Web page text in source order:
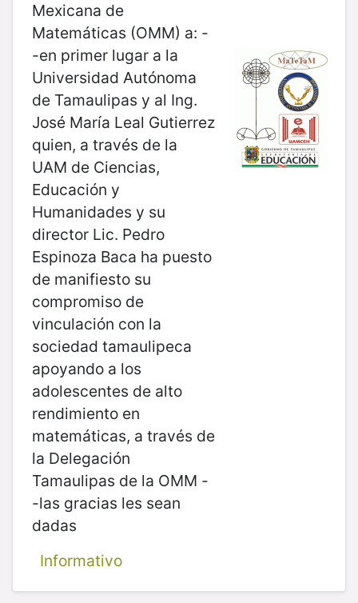
Mexicana de
Matemáticas (OMM) a: -
-en primer lugar a la
Universidad Autónoma
de Tamaulipas y al Ing.
José María Leal Gutierrez
quien, a través de la
UAM de Ciencias,
Educación y
Humanidades y su
director Lic. Pedro
Espinoza Baca ha puesto
de manifiesto su
compromiso de
vinculación con la
sociedad tamaulipeca
apoyando a los
adolescentes de alto
rendimiento en
matemáticas, a través de
la Delegación
Tamaulipas de la OMM -
-las gracias les sean
dadas
Informativo